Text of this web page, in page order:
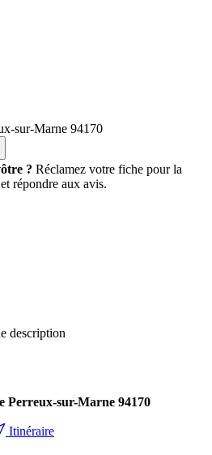
sur-Marne 94170
? Réclamez votre fiche pour la
répondre aux avis.
description
Perreux-sur-Marne 94170
Itinéraire